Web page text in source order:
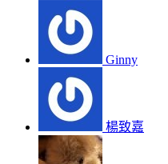
Ginny
楊致嘉